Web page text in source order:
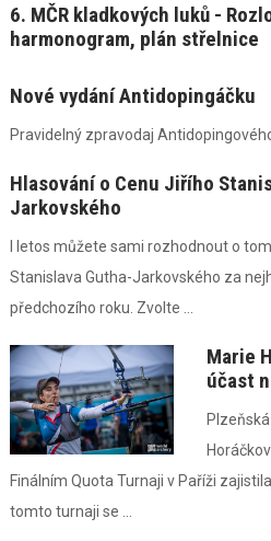
6. MČR kladkových luků -
harmonogram, plán střelnice
Nové vydání Antidopingáčku
Pravidelný zpravodaj
Hlasování o Cenu Jiřího
Jarkovského
I letos můžete sami rozhodnout o
Stanislava Gutha-Jarkovského za
předchozího roku. Zvolte ...
Marie
účast
Finálním Quota Turnaji v Paříži
tomto turnaji se ...